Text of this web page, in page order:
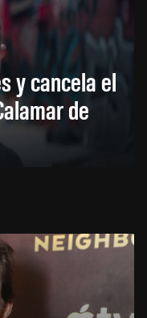
y cancela el
de